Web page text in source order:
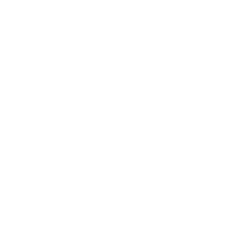
です。
ありません。
です。